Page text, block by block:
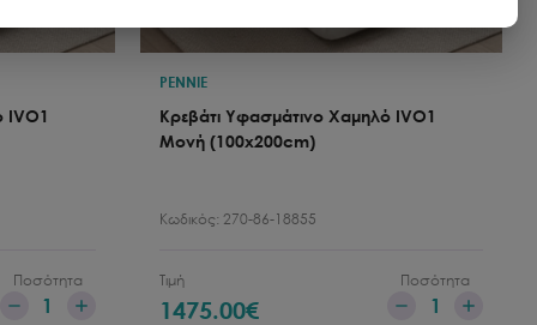
IVO1
Ποσότητα
1
PENNIE
Κρεβάτι Υφασμάτινο Χαμηλό IVO1
Μονή (100x200cm)
Κωδικός: 270-86-18855
Τιμή
1475.00€
Ποσότητα
1